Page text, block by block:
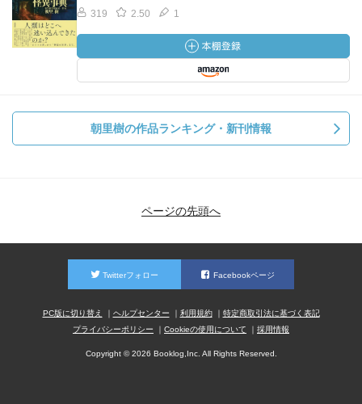
319 2.50 1
朝里樹の作品ランキング・新刊情報
ページの先頭へ
Twitterフォロー Facebookページ
PC版に切り替え ヘルプセンター 利用規約
特定商取引法に基づく表記
プライバシーポリシー
Cookieの使用について 採用情報
Copyright © 2026 Booklog,Inc. All Rights Reserved.